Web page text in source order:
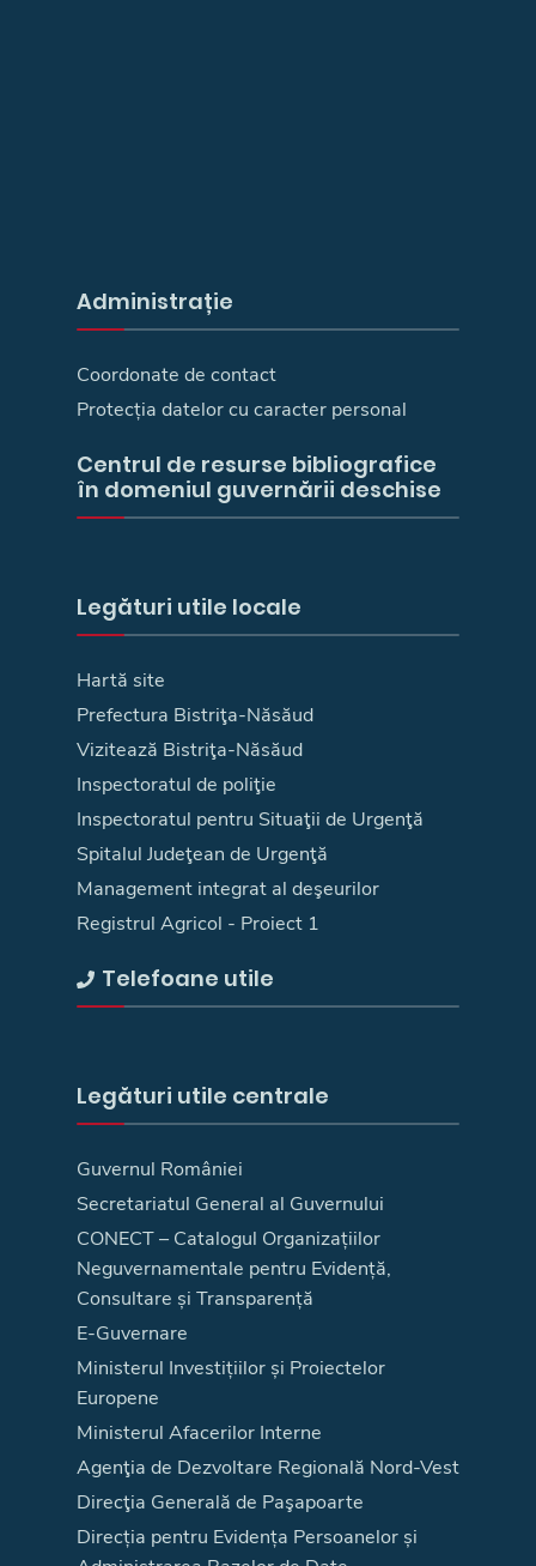
Administrație
Coordonate de contact
Protecția datelor cu caracter personal
Centrul de resurse bibliografice
în domeniul guvernării deschise
Legături utile locale
Hartă site
Prefectura Bistriţa-Năsăud
Vizitează Bistriţa-Năsăud
Inspectoratul de poliţie
Inspectoratul pentru Situaţii de Urgenţă
Spitalul Judeţean de Urgenţă
Management integrat al deşeurilor
Registrul Agricol - Proiect 1
Telefoane utile
Legături utile centrale
Guvernul României
Secretariatul General al Guvernului
CONECT – Catalogul Organizațiilor
Neguvernamentale pentru Evidență,
Consultare și Transparență
E-Guvernare
Ministerul Investițiilor și Proiectelor
Europene
Ministerul Afacerilor Interne
Agenţia de Dezvoltare Regională Nord-Vest
Direcţia Generală de Paşapoarte
Direcția pentru Evidența Persoanelor și